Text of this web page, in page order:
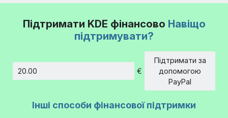
Підтримати KDE фінансово Навіщо
підтримувати?
€
Підтримати за
допомогою
PayPal
Інші способи фінансової підтримки